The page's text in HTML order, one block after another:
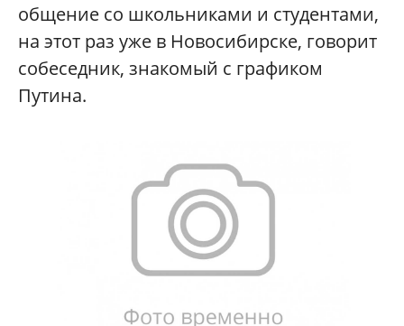
общение со школьниками и студентами,
на этот раз уже в Новосибирске, говорит
собеседник, знакомый с графиком
Путина.